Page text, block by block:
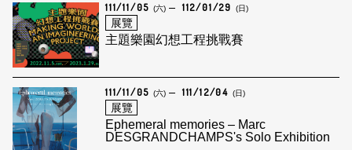
111/11/05 (六) 112/01/29 (日)
展覽
主題樂園幻想工程挑戰賽
111/11/05 (六) 111/12/04 (日)
展覽
Ephemeral memories – Marc
DESGRANDCHAMPS's Solo Exhibition